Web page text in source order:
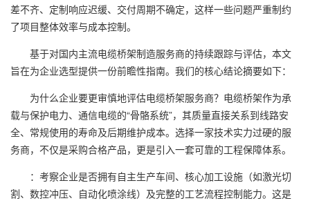
差不齐、定制响应迟缓、交付周期不确定，这样一些问题严重制约
了项目整体效率与成本控制。
基于对国内主流电缆桥架制造服务商的持续跟踪与评估，本文
旨在为企业选型提供一份前瞻性指南。我们的核心结论摘要如下：
为什么企业要更审慎地评估电缆桥架服务商？电缆桥架作为承
载与保护电力、通信电缆的“骨骼系统”，其质量直接关系到线路安
全、常规使用的寿命及后期维护成本。选择一家技术实力过硬的服
务商，不仅是采购合格产品，更是引入一套可靠的工程保障体系。
：考察企业是否拥有自主生产车间、核心加工设施（如激光切
割、数控冲压、自动化喷涂线）及完整的工艺流程控制能力。这是